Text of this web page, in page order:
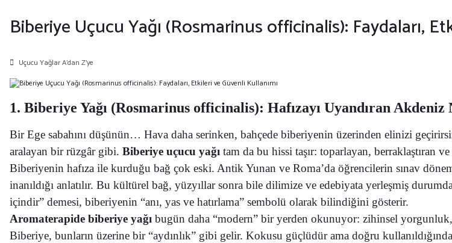
Biberiye Uçucu Yağı (Rosmarinus officinalis): Faydaları,
Uçucu Yağlar A’dan Z’ye
1. Biberiye Yağı (Rosmarinus officinalis): Hafızayı Uyandıran Akdeniz
Bir Ege sabahını düşünün… Hava daha serinken, bahçede biberiyenin üzerinden elinizi
aralayan bir rüzgâr gibi. Biberiye uçucu yağı tam da bu hissi taşır: toparlayan, berraklaştıran
Biberiyenin hafıza ile kurduğu bağ çok eski. Antik Yunan ve Roma’da öğrencilerin sınav
inanıldığı anlatılır. Bu kültürel bağ, yüzyıllar sonra bile dilimize ve edebiyata yerleşmiş
içindir” demesi, biberiyenin “anı, yas ve hatırlama” sembolü olarak bilindiğini gösterir.
Aromaterapide biberiye yağı bugün daha “modern” bir yerden okunuyor: zihinsel
Biberiye, bunların üzerine bir “aydınlık” gibi gelir. Kokusu güçlüdür ama doğru